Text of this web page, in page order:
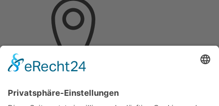
D-15745 Wildau, Berlin